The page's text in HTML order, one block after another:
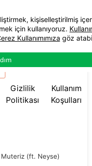
Gizlilik
Politikası
Kullanım
Koşulları
Muteriz (ft. Neyse)